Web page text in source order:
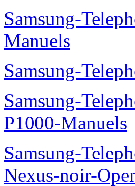
Samsung-
Manuels
Samsung-
Samsung-
P1000-Manuels
Samsung-
Nexus-noir-